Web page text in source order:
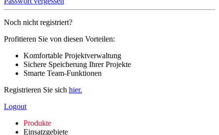
Noch nicht registriert?
Profitieren Sie von diesen Vorteilen:
Komfortable Projektverwaltung
Sichere Speicherung Ihrer Projekte
Smarte Team-Funktionen
Registrieren Sie sich hier.
Logout
Produkte
Einsatzgebiete